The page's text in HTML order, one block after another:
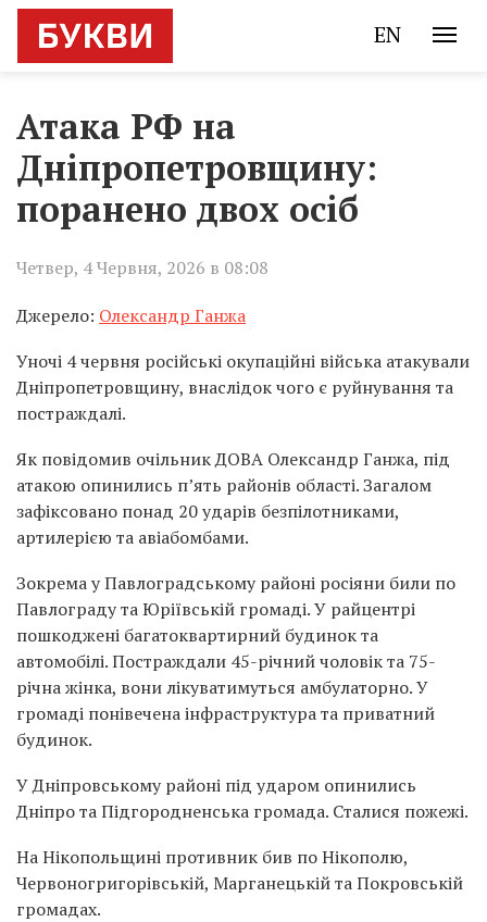
EN
Атака РФ на
Дніпропетровщину:
поранено двох осіб
Четвер, 4 Червня, 2026 в 08:08
Джерело: Олександр Ганжа
Уночі 4 червня російські окупаційні війська атакували
Дніпропетровщину, внаслідок чого є руйнування та
постраждалі.
Як повідомив очільник ДОВА Олександр Ганжа, під
атакою опинились п’ять районів області. Загалом
зафіксовано понад 20 ударів безпілотниками,
артилерією та авіабомбами.
Зокрема у Павлоградському районі росіяни били по
Павлограду та Юріївській громаді. У райцентрі
пошкоджені багатоквартирний будинок та
автомобілі. Постраждали 45-річний чоловік та 75-
річна жінка, вони лікуватимуться амбулаторно. У
громаді понівечена інфраструктура та приватний
будинок.
У Дніпровському районі під ударом опинились
Дніпро та Підгородненська громада. Сталися пожежі.
На Нікопольщині противник бив по Нікополю,
Червоногригорівській, Марганецькій та Покровській
громадах.